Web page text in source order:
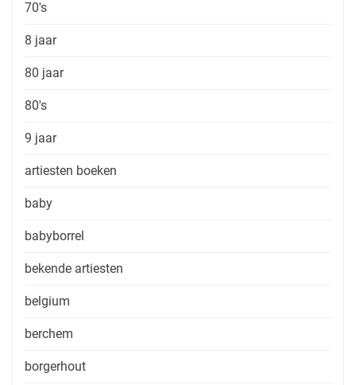
70's
8 jaar
80 jaar
80's
9 jaar
artiesten boeken
baby
babyborrel
bekende artiesten
belgium
berchem
borgerhout